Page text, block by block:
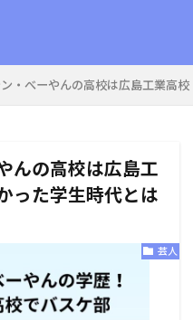
・べーやんの高校は広島工業高
んの高校は広島工
った学生時代とは
芸人